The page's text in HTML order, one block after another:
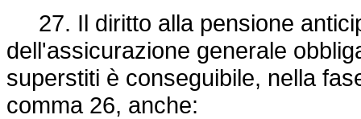
27. Il diritto alla pensione
dell'assicurazione generale
superstiti è conseguibile, nella
comma 26, anche: